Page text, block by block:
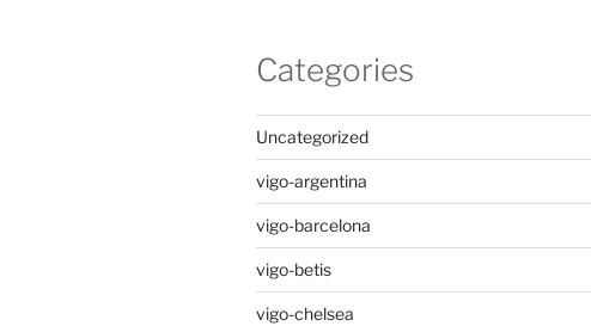
Categories
Uncategorized
vigo-argentina
vigo-barcelona
vigo-betis
vigo-chelsea